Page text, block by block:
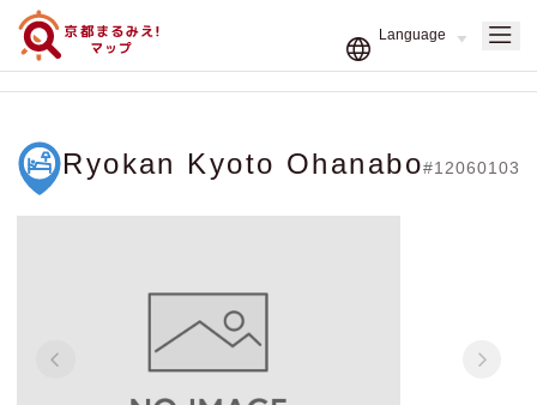
Ryokan Kyoto Ohanabo#12060103